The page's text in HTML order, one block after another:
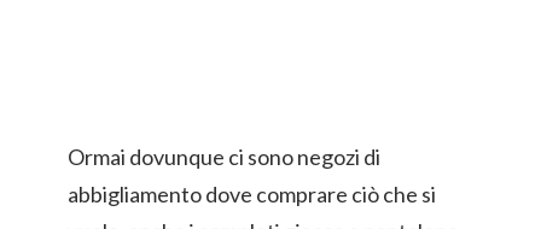
Ormai dovunque ci sono negozi di
abbigliamento dove comprare ciò che si